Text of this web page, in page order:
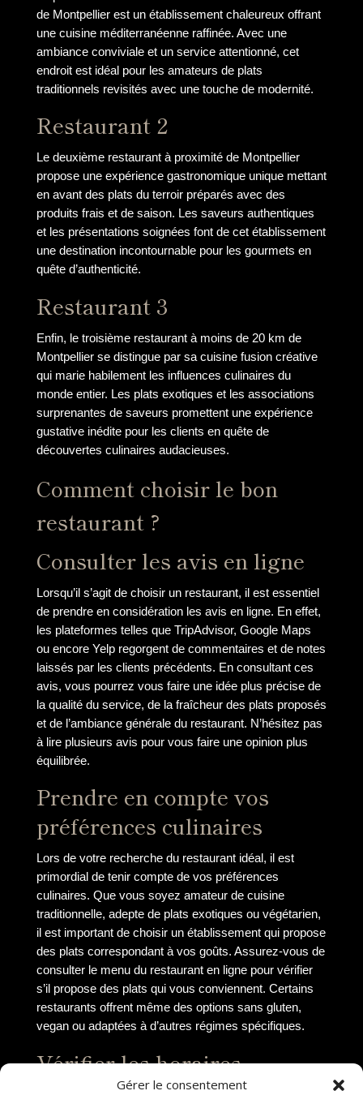
Gérer le consentement
de Montpellier est un établissement chaleureux offrant
une cuisine méditerranéenne raffinée. Avec une
ambiance conviviale et un service attentionné, cet
endroit est idéal pour les amateurs de plats
traditionnels revisités avec une touche de modernité.
Restaurant 2
Le deuxième restaurant à proximité de Montpellier
propose une expérience gastronomique unique mettant
en avant des plats du terroir préparés avec des
produits frais et de saison. Les saveurs authentiques
et les présentations soignées font de cet établissement
une destination incontournable pour les gourmets en
quête d’authenticité.
Restaurant 3
Enfin, le troisième restaurant à moins de 20 km de
Montpellier se distingue par sa cuisine fusion créative
qui marie habilement les influences culinaires du
monde entier. Les plats exotiques et les associations
surprenantes de saveurs promettent une expérience
gustative inédite pour les clients en quête de
découvertes culinaires audacieuses.
Comment choisir le bon
restaurant ?
Consulter les avis en ligne
Lorsqu’il s’agit de choisir un restaurant, il est essentiel
de prendre en considération les avis en ligne. En effet,
les plateformes telles que TripAdvisor, Google Maps
ou encore Yelp regorgent de commentaires et de notes
laissés par les clients précédents. En consultant ces
avis, vous pourrez vous faire une idée plus précise de
la qualité du service, de la fraîcheur des plats proposés
et de l’ambiance générale du restaurant. N’hésitez pas
à lire plusieurs avis pour vous faire une opinion plus
équilibrée.
Prendre en compte vos
préférences culinaires
Lors de votre recherche du restaurant idéal, il est
primordial de tenir compte de vos préférences
culinaires. Que vous soyez amateur de cuisine
traditionnelle, adepte de plats exotiques ou végétarien,
il est important de choisir un établissement qui propose
des plats correspondant à vos goûts. Assurez-vous de
consulter le menu du restaurant en ligne pour vérifier
s’il propose des plats qui vous conviennent. Certains
restaurants offrent même des options sans gluten,
vegan ou adaptées à d’autres régimes spécifiques.
Vérifier les horaires
d’ouverture